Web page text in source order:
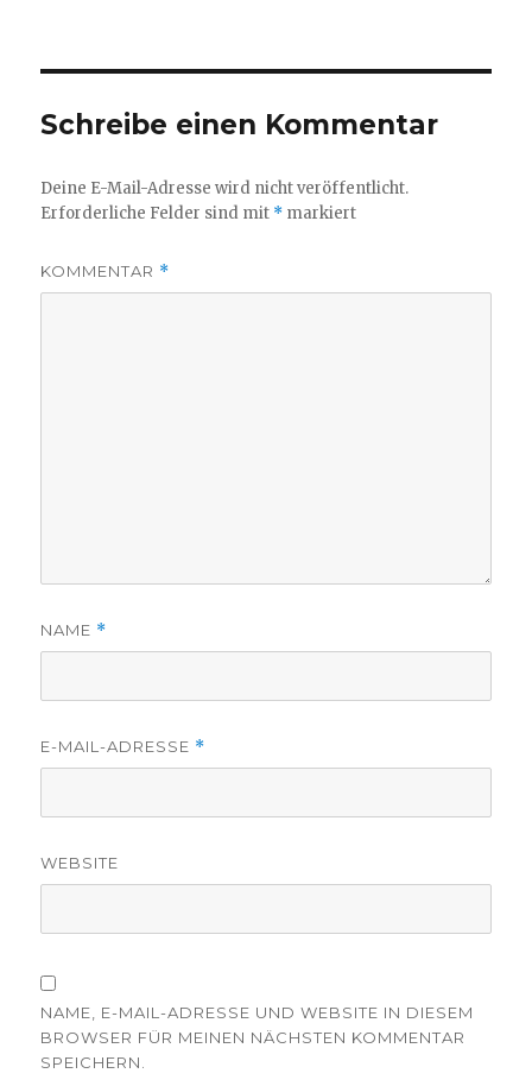
Schreibe einen Kommentar
Deine E-Mail-Adresse wird nicht veröffentlicht.
Erforderliche Felder sind mit * markiert
KOMMENTAR *
NAME *
E-MAIL-ADRESSE *
WEBSITE
NAME, E-MAIL-ADRESSE UND WEBSITE IN DIESEM
BROWSER FÜR MEINEN NÄCHSTEN KOMMENTAR
SPEICHERN.